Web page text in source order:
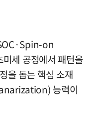
on
세 공정에서 패턴을
을 돕는 핵심 소재
능력이